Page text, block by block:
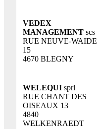
VEDEX
MANAGEMENT scs
RUE NEUVE-WAIDE
15
4670 BLEGNY
WELEQUI sprl
RUE CHANT DES
OISEAUX 13
4840
WELKENRAEDT